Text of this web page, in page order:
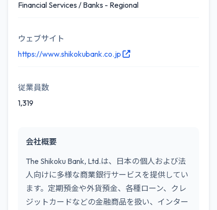
Financial Services / Banks - Regional
ウェブサイト
https://www.shikokubank.co.jp
従業員数
1,319
会社概要
The Shikoku Bank, Ltd.は、日本の個人および法
人向けに多様な商業銀行サービスを提供してい
ます。定期預金や外貨預金、各種ローン、クレ
ジットカードなどの金融商品を扱い、インター